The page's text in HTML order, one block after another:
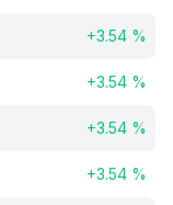
+3.54 %
+3.54 %
+3.54 %
+3.54 %